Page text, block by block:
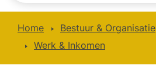
Home Bestuur & Organisatie
Werk & Inkomen